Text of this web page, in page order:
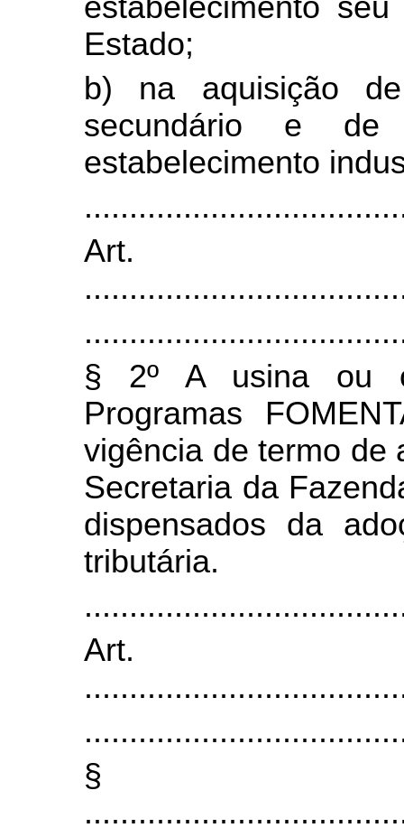
Estado;
b) na aquisição
secundário e de
estabelecimento
§ 2º A usina ou o
Programas
vigência de termo de
Secretaria da
dispensados da
tributária.
§